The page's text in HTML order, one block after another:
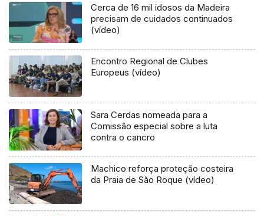
Cerca de 16 mil idosos da Madeira
precisam de cuidados continuados
(vídeo)
Encontro Regional de Clubes
Europeus (vídeo)
Sara Cerdas nomeada para a
Comissão especial sobre a luta
contra o cancro
Machico reforça proteção costeira
da Praia de São Roque (vídeo)